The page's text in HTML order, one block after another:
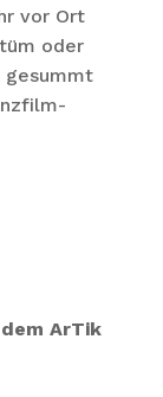
vor Ort
oder
gesummt
ArTik